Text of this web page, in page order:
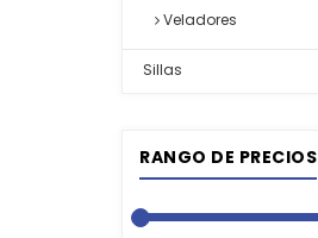
Veladores
Sillas
RANGO DE PRECIOS